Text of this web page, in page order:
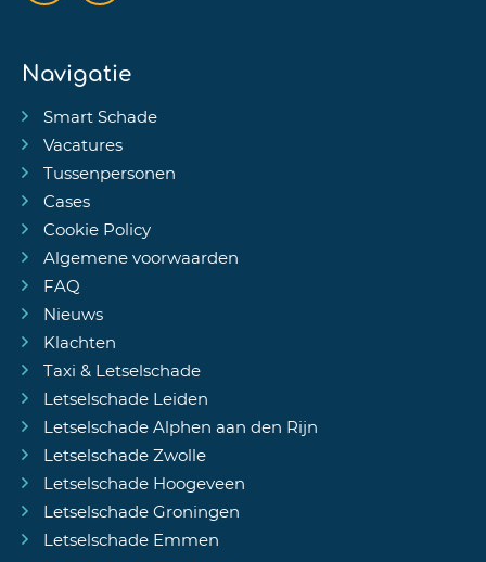
Navigatie
Smart Schade
Vacatures
Tussenpersonen
Cases
Cookie Policy
Algemene voorwaarden
FAQ
Nieuws
Klachten
Taxi & Letselschade
Letselschade Leiden
Letselschade Alphen aan den Rijn
Letselschade Zwolle
Letselschade Hoogeveen
Letselschade Groningen
Letselschade Emmen